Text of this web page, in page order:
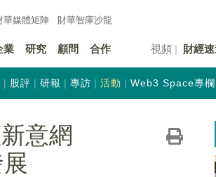
華媒體矩陣 財華智庫沙龍
業 研究 顧問 合作 視頻 財經
股評 研報 專訪 活動 Web3 Space專欄
意網